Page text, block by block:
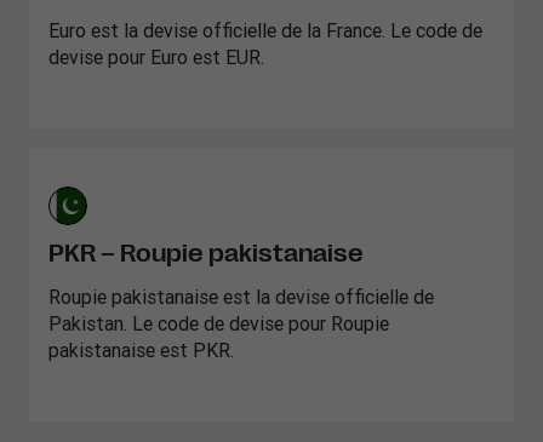
Euro est la devise officielle de la France. Le code de
devise pour Euro est EUR.
PKR – Roupie pakistanaise
Roupie pakistanaise est la devise officielle de
Pakistan. Le code de devise pour Roupie
pakistanaise est PKR.